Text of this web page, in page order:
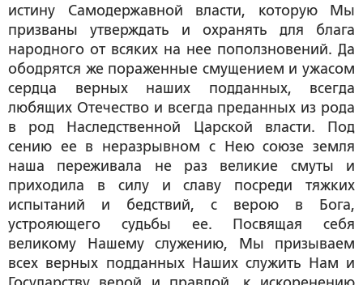
истину Самодержавной власти, которую Мы
призваны утверждать и охранять для блага
народного от всяких на нее поползновений. Да
ободрятся же пораженные смущением и ужасом
сердца верных наших подданных, всегда
любящих Отечество и всегда преданных из рода
в род Наследственной Царской власти. Под
сению ее в неразрывном с Нею союзе земля
наша переживала не раз великие смуты и
приходила в силу и славу посреди тяжких
испытаний и бедствий, с верою в Бога,
устрояющего судьбы ее. Посвящая себя
великому Нашему служению, Мы призываем
всех верных подданных Наших служить Нам и